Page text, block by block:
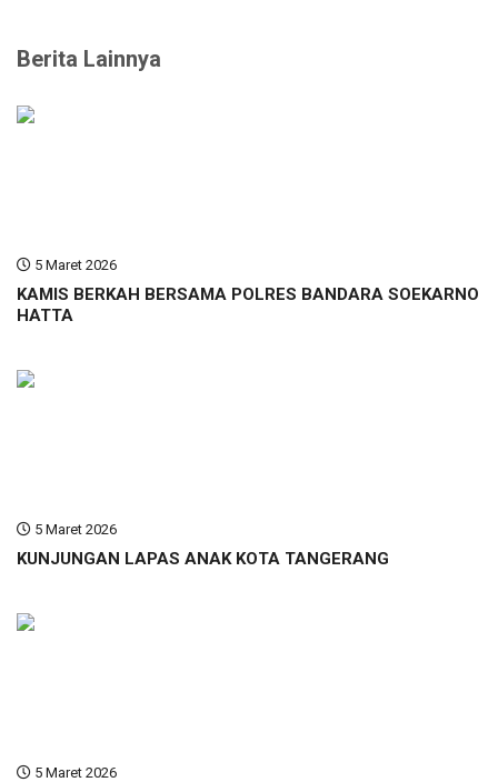
Berita Lainnya
5 Maret 2026
KAMIS BERKAH BERSAMA POLRES BANDARA SOEKARNO
HATTA
5 Maret 2026
KUNJUNGAN LAPAS ANAK KOTA TANGERANG
5 Maret 2026